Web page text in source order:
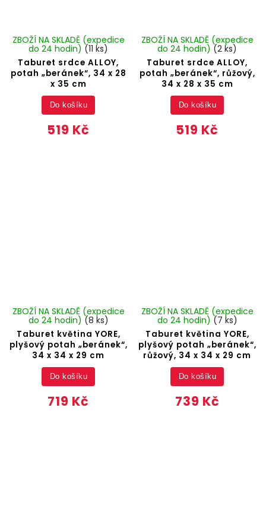
Taburet srdce ALLOY,
potah „beránek“, 34 x 28
x 35 cm
ZBOŽÍ NA SKLADĚ (expedice
do 24 hodin) (11 ks)
519 Kč
Do košíku
Taburet srdce ALLOY,
potah „beránek“, růžový,
34 x 28 x 35 cm
ZBOŽÍ NA SKLADĚ (expedice
do 24 hodin) (2 ks)
519 Kč
Do košíku
Taburet květina YORE,
plyšový potah „beránek“,
34 x 34 x 29 cm
ZBOŽÍ NA SKLADĚ (expedice
do 24 hodin) (8 ks)
719 Kč
Do košíku
Taburet květina YORE,
plyšový potah „beránek“,
růžový, 34 x 34 x 29 cm
ZBOŽÍ NA SKLADĚ (expedice
do 24 hodin) (7 ks)
739 Kč
Do košíku